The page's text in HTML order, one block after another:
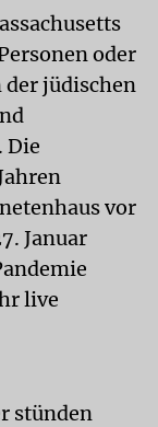
oder
der jüdischen
Die
vor
Januar
live
stünden